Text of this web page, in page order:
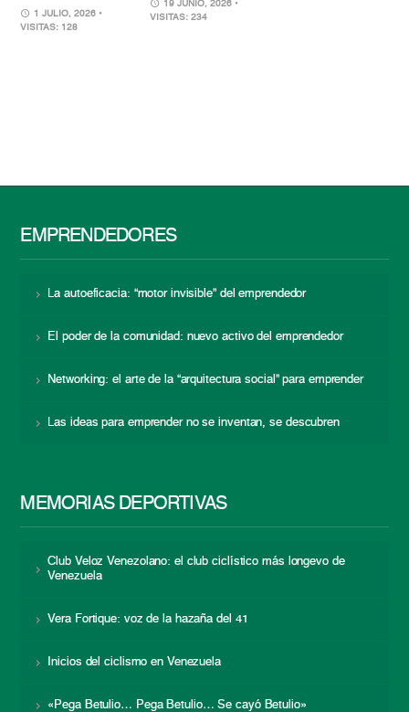
1 JULIO, 2026 •
VISITAS: 128
19 JUNIO, 2026 •
VISITAS: 234
EMPRENDEDORES
La autoeficacia: “motor invisible” del emprendedor
El poder de la comunidad: nuevo activo del emprendedor
Networking: el arte de la “arquitectura social” para emprender
Las ideas para emprender no se inventan, se descubren
MEMORIAS DEPORTIVAS
Club Veloz Venezolano: el club ciclístico más longevo de
Venezuela
Vera Fortique: voz de la hazaña del 41
Inicios del ciclismo en Venezuela
«Pega Betulio… Pega Betulio… Se cayó Betulio»